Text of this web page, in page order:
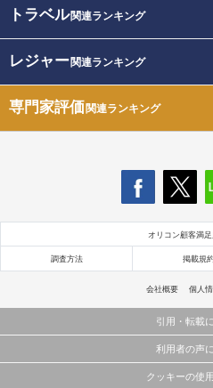
トラベル関連ランキング
レジャー関連ランキング
専門家評価関連ランキング
オリコン顧客満
調査方法 掲載規
会社概要 個人
引用・転載
当サイトで公開されている情報（文字、写真、イ
これらの情報を権利者の許可なく無断転載・複製
利用者の声
当サイトに掲載している内容はすべてサービスの
クッキーの使